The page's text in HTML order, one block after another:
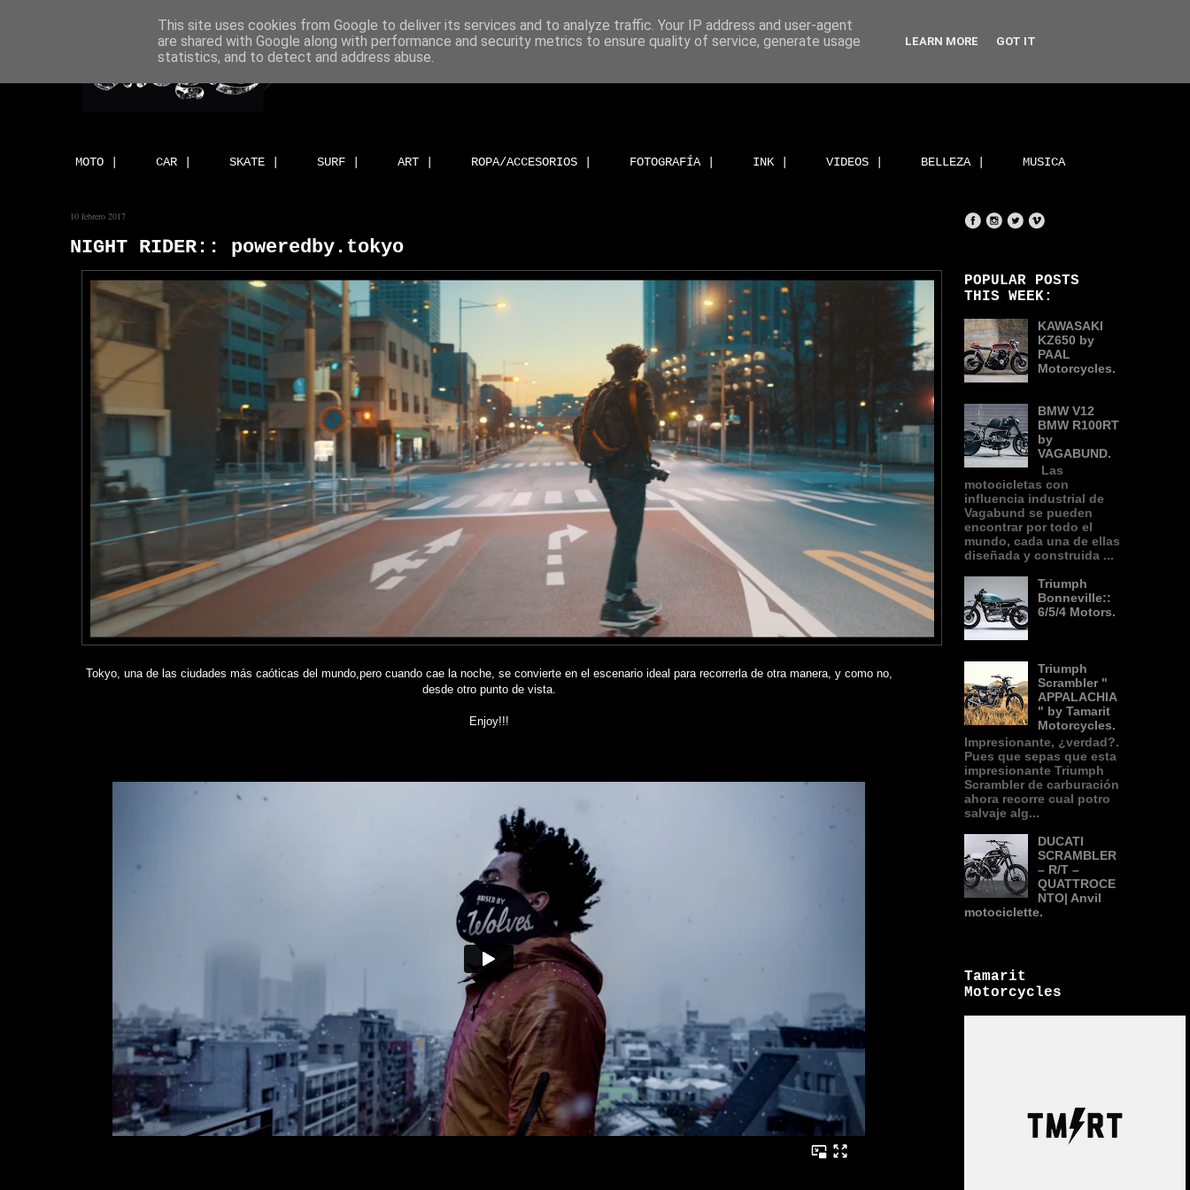
MOTO | CAR | SKATE | SURF | ART | ROPA/ACCESORIOS | FOTOGRAFÍA | INK | VIDEOS | BELLEZA | MUSICA
10 febrero 2017
NIGHT RIDER:: poweredby.tokyo
Tokyo, una de las ciudades más caóticas del mundo,pero cuando cae la noche, se convierte en el escenario ideal para recorrerla de otra manera, y como no,
desde otro punto de vista.
Enjoy!!!
POPULAR POSTS
THIS WEEK:
KAWASAKI
KZ650 by
PAAL
Motorcycles.
BMW V12
BMW R100RT
by
VAGABUND.
Las
motocicletas con
influencia industrial de
Vagabund se pueden
encontrar por todo el
mundo, cada una de ellas
diseñada y construida ...
Triumph
Bonneville::
6/5/4 Motors.
Triumph
Scrambler "
APPALACHIA
" by Tamarit
Motorcycles.
Impresionante, ¿verdad?.
Pues que sepas que esta
impresionante Triumph
Scrambler de carburación
ahora recorre cual potro
salvaje alg...
DUCATI
SCRAMBLER
– R/T –
QUATTROCE
NTO| Anvil
motociclette.
Tamarit
Motorcycles
This site uses cookies from Google to deliver its services and to analyze traffic. Your IP address and user-agent
are shared with Google along with performance and security metrics to ensure quality of service, generate usage
statistics, and to detect and address abuse.
LEARN MORE GOT IT